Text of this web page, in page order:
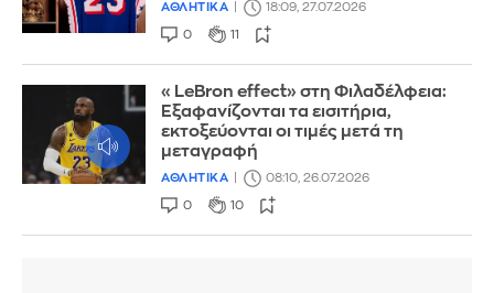
ΑΘΛΗΤΙΚΑ 18:09, 27.07.2026
0 11
«LeBron effect» στη Φιλαδέλφεια:
Εξαφανίζονται τα εισιτήρια,
εκτοξεύονται οι τιμές μετά τη
μεταγραφή
ΑΘΛΗΤΙΚΑ 08:10, 26.07.2026
0 10